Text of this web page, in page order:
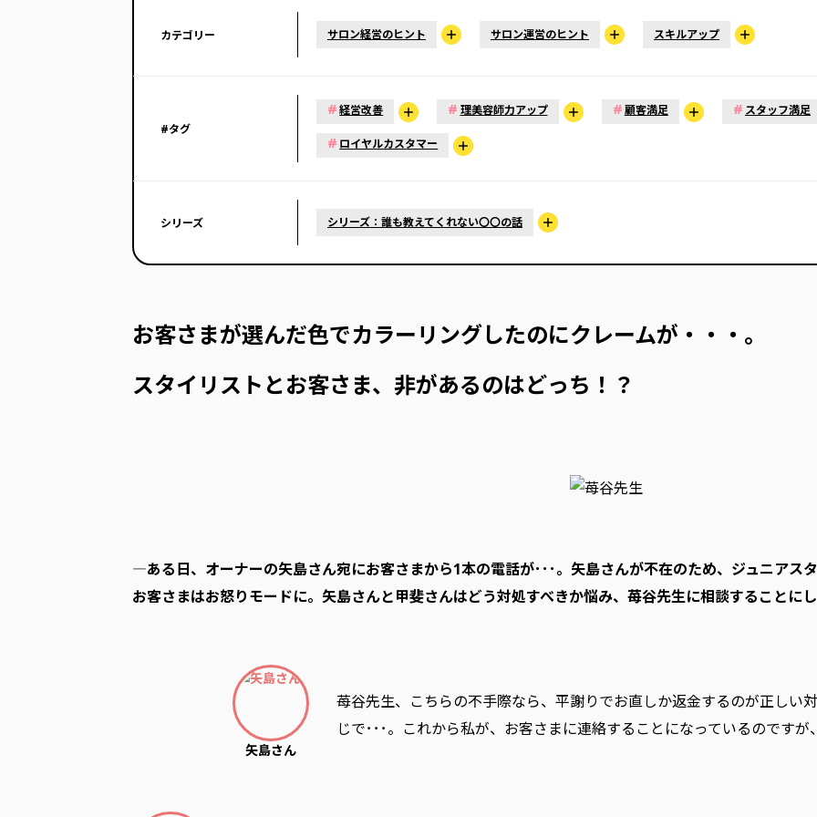
カテゴリー サロン経営のヒント サロン運営のヒント スキルアップ
#タグ
#経営改善 # 理美容師力アップ #顧客満足 # スタッフ満足
# ロイヤルカスタマー
シリーズ シリーズ：誰も教えてくれない〇〇の話
お客さまが選んだ色でカラーリングしたのにクレームが・・・。
スタイリストとお客さま、非があるのはどっち！？
―ある日、オーナーの矢島さん宛にお客さまから1本の電話が･･･。矢島さんが不在のため、ジュニアス
お客さまはお怒りモードに。矢島さんと甲斐さんはどう対処すべきか悩み、苺谷先生に相談することに
矢島さん
苺谷先生、こちらの不手際なら、平謝りでお直しか返金するのが正しい
じで･･･。これから私が、お客さまに連絡することになっているのですが